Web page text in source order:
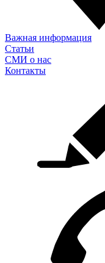
Важная информация
Статьи
СМИ о нас
Контакты